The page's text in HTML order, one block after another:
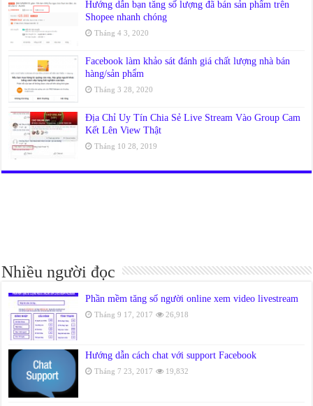
Hướng dẫn bạn tăng số lượng đã bán sản phẩm trên
Shopee nhanh chóng
Tháng 4 3, 2020
Facebook làm khảo sát đánh giá chất lượng nhà bán
hàng/sản phẩm
Tháng 3 28, 2020
Địa Chỉ Uy Tín Chia Sẻ Live Stream Vào Group Cam
Kết Lên View Thật
Tháng 10 28, 2019
Nhiều người đọc
Phần mềm tăng số người online xem video livestream
Tháng 9 17, 2017 26,918
Hướng dẫn cách chat với support Facebook
Tháng 7 23, 2017 19,832